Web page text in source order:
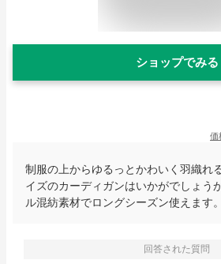
ショップでみる
価
制服の上からゆるっとかわいく羽織れ
イズのカーディガンはいかがでしょう
ル混紡素材でロングシーズン使えます。
回答された質問